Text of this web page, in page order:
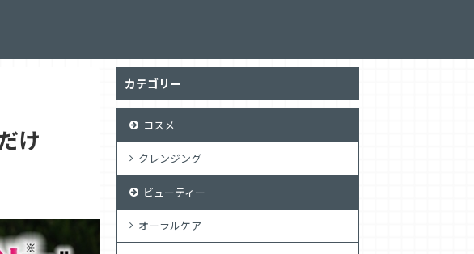
け
カテゴリー
コスメ
クレンジング
ビューティー
オーラルケア